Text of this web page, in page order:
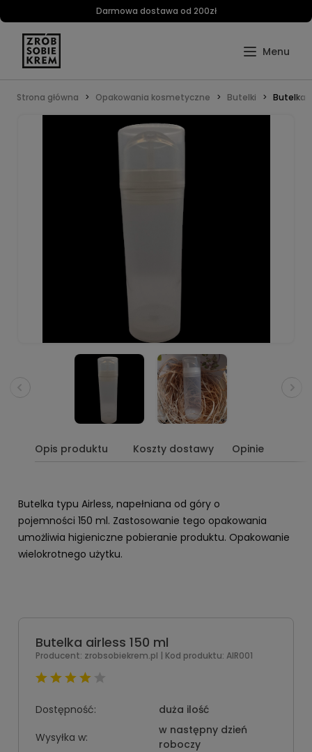
Darmowa dostawa od 200zł
Strona główna Opakowania kosmetyczne Butelki Butelka
Opis produktu Koszty dostawy Opinie
Butelka typu Airless, napełniana od góry o
pojemności 150 ml. Zastosowanie tego opakowania
umożliwia higieniczne pobieranie produktu. Opakowanie
wielokrotnego użytku.
Butelka airless 150 ml
Producent: zrobsobiekrem.pl | Kod produktu: AIR001
Dostępność:
duża ilość
Wysyłka w:
w następny dzień
roboczy